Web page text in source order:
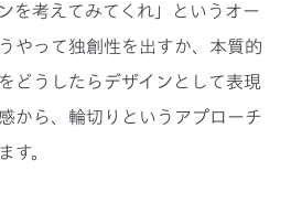
を考えてみてくれ」というオー
やって独創性を出すか、本質的
どうしたらデザインとして表現
から、輪切りというアプローチ
す。